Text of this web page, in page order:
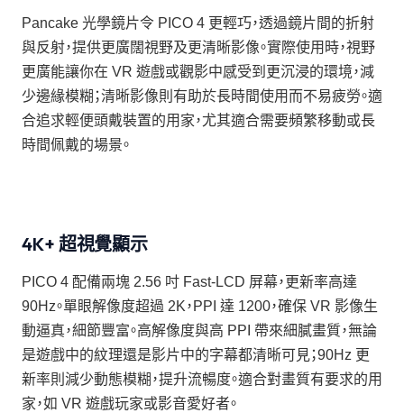
Pancake 光學鏡片令 PICO 4 更輕巧，透過鏡片間的折射
與反射，提供更廣闊視野及更清晰影像。實際使用時，視野
更廣能讓你在 VR 遊戲或觀影中感受到更沉浸的環境，減
少邊緣模糊；清晰影像則有助於長時間使用而不易疲勞。適
合追求輕便頭戴裝置的用家，尤其適合需要頻繁移動或長
時間佩戴的場景。
4K+ 超視覺顯示
PICO 4 配備兩塊 2.56 吋 Fast-LCD 屏幕，更新率高達
90Hz。單眼解像度超過 2K，PPI 達 1200，確保 VR 影像生
動逼真，細節豐富。高解像度與高 PPI 帶來細膩畫質，無論
是遊戲中的紋理還是影片中的字幕都清晰可見；90Hz 更
新率則減少動態模糊，提升流暢度。適合對畫質有要求的用
家，如 VR 遊戲玩家或影音愛好者。